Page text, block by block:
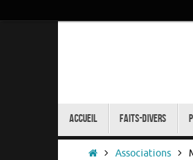
Accueil Faits-Divers
Accueil
Associations